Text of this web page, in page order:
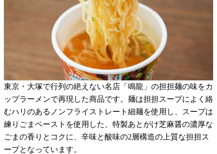
東京・大塚で行列の絶えない名店「鳴龍」の担担麺の味をカ
ップラーメンで再現した商品です。麺は担担スープによく絡
むハリのあるノンフライストレート細麺を使用し、スープは
練りごまペーストを使用した、特製あとがけ芝麻醤の濃厚な
ごまの香りとコクに、辛味と酸味の2層構造の上質な担担ス
ープとなっています。